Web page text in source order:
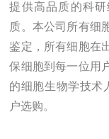
提供高品质的科研
质。 本公司所有细
鉴定，所有细胞在
保细胞到每一位用
的细胞生物学技术
户选购。